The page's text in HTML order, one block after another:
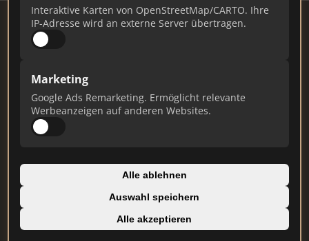
Interaktive Karten von OpenStreetMap/CARTO. Ihre
IP-Adresse wird an externe Server übertragen.
Marketing
Google Ads Remarketing. Ermöglicht relevante
Werbeanzeigen auf anderen Websites.
Alle ablehnen
Auswahl speichern
Alle akzeptieren
# MAKLER / FIRMA
1 immobilienscout24.de
Immobilienplattform
824
AVIV Germany GmbH
immowelt.de Immobilienplattform